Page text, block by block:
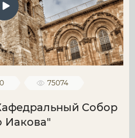
0 75074
Собор
Иакова"